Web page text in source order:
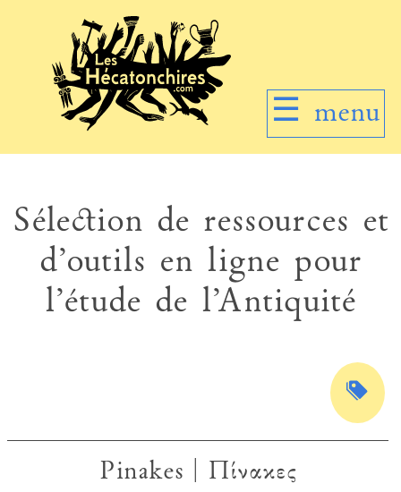
☰ menu
Sélection de ressources et
d’outils en ligne pour
l’étude de l’Antiquité
Pinakes | Πίνακες